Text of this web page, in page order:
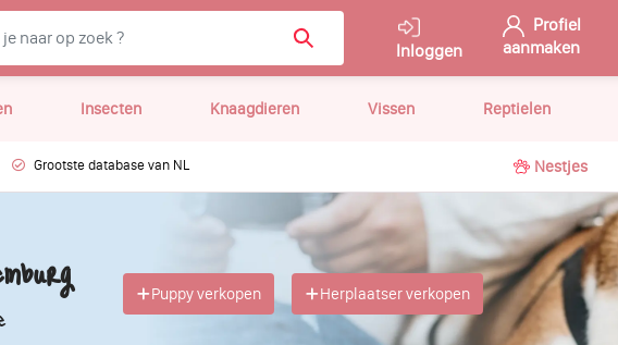
Inloggen
Profiel
aanmaken
Insecten Knaagdieren Vissen Reptielen
Grootste database van NL Nestjes
Puppy verkopen Herplaatser verkopen